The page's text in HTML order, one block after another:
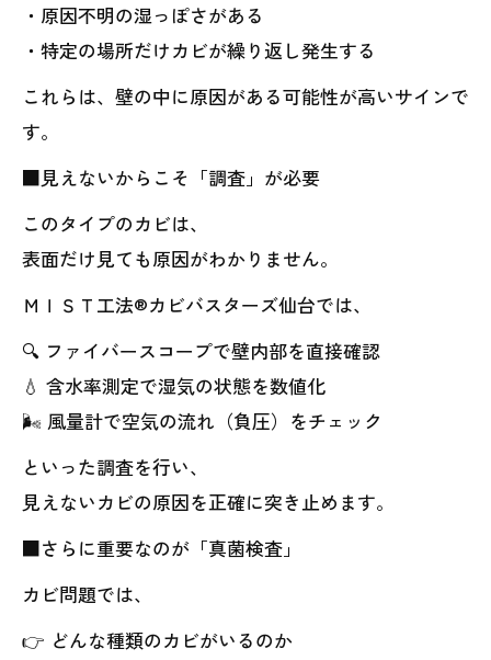
・原因不明の湿っぽさがある
・特定の場所だけカビが繰り返し発生する
これらは、壁の中に原因がある可能性が高いサインで
す。
■見えないからこそ「調査」が必要
このタイプのカビは、
表面だけ見ても原因がわかりません。
ＭＩＳＴ工法®カビバスターズ仙台では、
🔍 ファイバースコープで壁内部を直接確認
💧 含水率測定で湿気の状態を数値化
🌬️ 風量計で空気の流れ（負圧）をチェック
といった調査を行い、
見えないカビの原因を正確に突き止めます。
■さらに重要なのが「真菌検査」
カビ問題では、
👉 どんな種類のカビがいるのか